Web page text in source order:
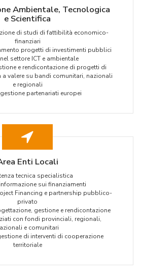
Ambientale, Tecnologica
e Scientifica
di studi di fattibilità economico-
finanziari
progetti di investimenti pubblici
settore ICT e ambientale
e rendicontazione di progetti di
a valere su bandi comunitari, nazionali
e regionali
gestione partenariati europei
Enti Locali
tecnica specialistica
sui finanziamenti
Financing e partnership pubblico-
privato
gestione e rendicontazione
con fondi provinciali, regionali,
e comunitari
di interventi di cooperazione
territoriale